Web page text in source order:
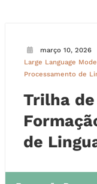
março 10, 2026
Large Language
Processamento de
Trilha
de